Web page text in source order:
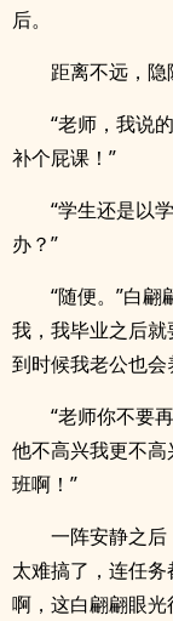
后。
距离不远，隐
“老师，我说
补个屁课！”
“学生还是以
办？”
“随便。”白
我，我毕业之后就
到时候我老公也会
“老师你不要
他不高兴我更不
班啊！”
一阵安静之
太难搞了，连任
啊，这白翩翩眼